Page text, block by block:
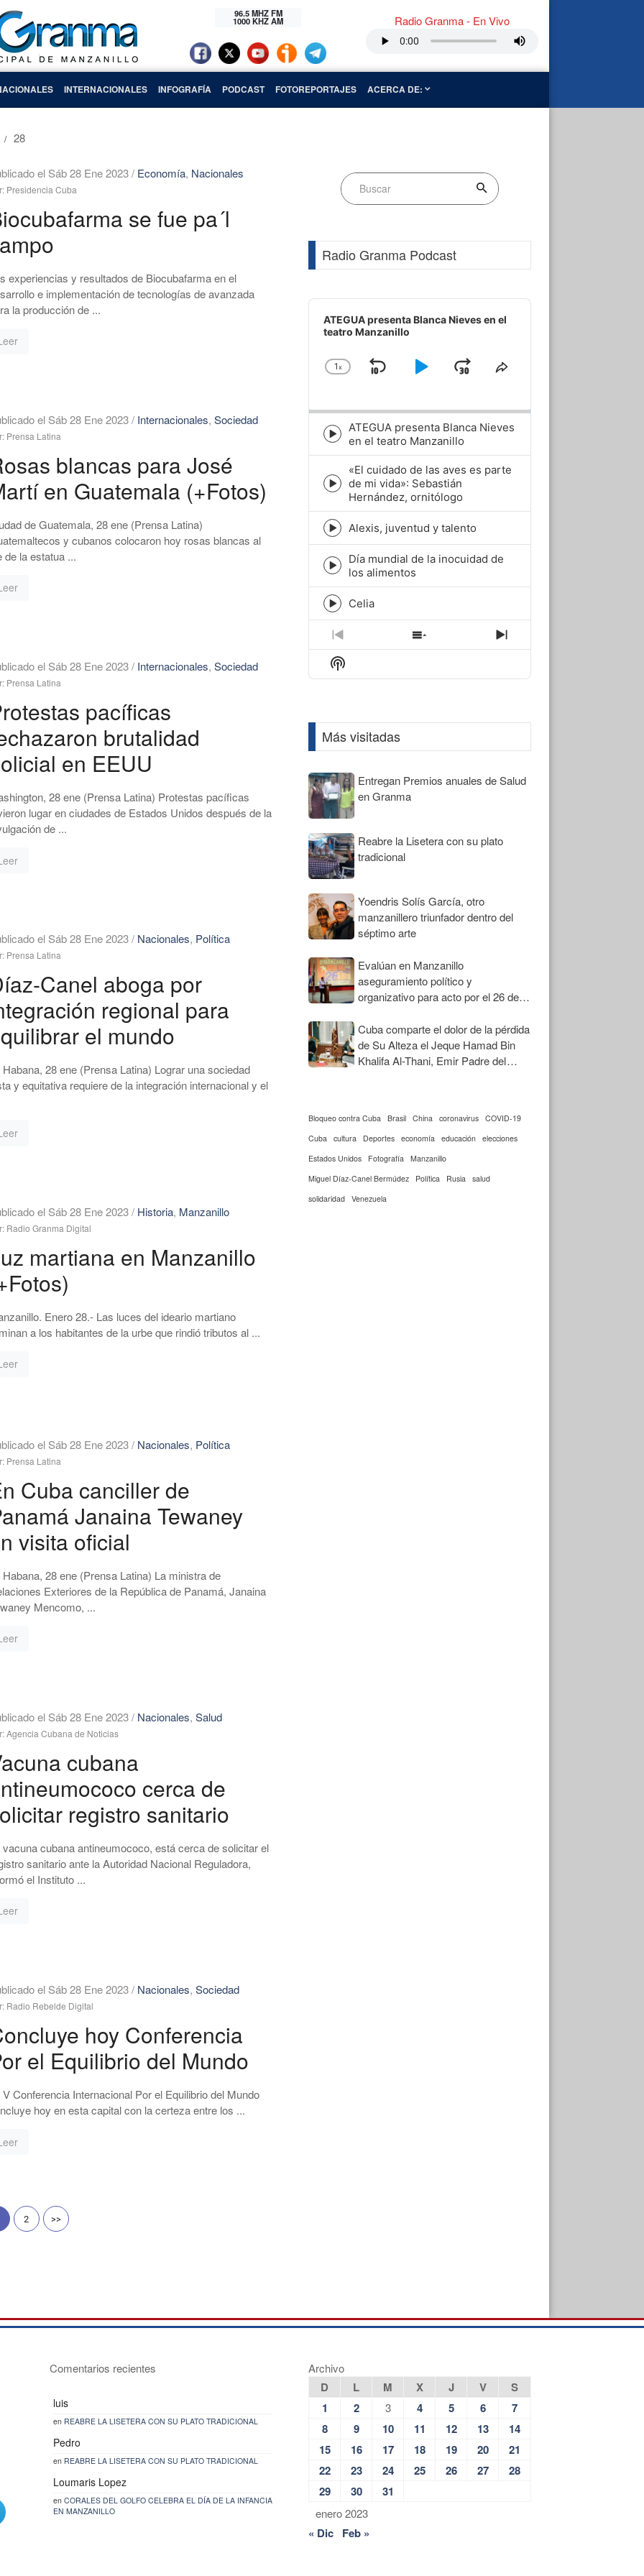
96.5 MHZ FM
1000 KHZ AM Radio Granma - En Vivo
INTERNACIONALES INFOGRAFÍA PODCAST FOTOREPORTAJES ACERCA DE:
28
el Sáb 28 Ene 2023/ Economía, Nacionales
Presidencia Cuba
se fue pa´l
experiencias y resultados de Biocubafarma en el
e implementación de tecnologías de avanzada
la producción de ...
el Sáb 28 Ene 2023/ Internacionales, Sociedad
Prensa Latina
blancas para José
en Guatemala (+Fotos)
de Guatemala, 28 ene (Prensa Latina)
y cubanos colocaron hoy rosas blancas al
de la estatua ...
el Sáb 28 Ene 2023/ Internacionales, Sociedad
Prensa Latina
pacíficas
brutalidad
en EEUU
28 ene (Prensa Latina) Protestas pacíficas
lugar en ciudades de Estados Unidos después de la
de ...
el Sáb 28 Ene 2023/ Nacionales, Política
Prensa Latina
Canel aboga por
regional para
el mundo
Habana, 28 ene (Prensa Latina) Lograr una sociedad
y equitativa requiere de la integración internacional y el
el Sáb 28 Ene 2023/ Historia, Manzanillo
Radio Granma Digital
martiana en Manzanillo
Enero 28.- Las luces del ideario martiano
a los habitantes de la urbe que rindió tributos al ...
el Sáb 28 Ene 2023/ Nacionales, Política
Prensa Latina
Cuba canciller de
Janaina Tewaney
visita oficial
Habana, 28 ene (Prensa Latina) La ministra de
Exteriores de la República de Panamá, Janaina
Mencomo, ...
el Sáb 28 Ene 2023/ Nacionales, Salud
Agencia Cubana de Noticias
cubana
cerca de
registro sanitario
vacuna cubana antineumococo, está cerca de solicitar el
sanitario ante la Autoridad Nacional Reguladora,
el Instituto ...
el Sáb 28 Ene 2023/ Nacionales, Sociedad
Radio Rebelde Digital
hoy Conferencia
el Equilibrio del Mundo
V Conferencia Internacional Por el Equilibrio del Mundo
hoy en esta capital con la certeza entre los ...
2 >>
Radio Granma Podcast
Audio
Player
ATEGUA presenta Blanca Nieves en el
teatro Manzanillo
Change
1x
SkipPlayJumpShare
Episode
play
icon
ATEGUA presenta Blanca Nieves
en el teatro Manzanillo
Episode
play
icon
«El cuidado de las aves es parte
de mi vida»: Sebastián
Hernández, ornitólogo
Episode
play
icon
Alexis, juventud y talento
Episode
play
icon
Día mundial de la inocuidad de
los alimentos
Episode
play
icon
Celia
Previous
Episode
Show
Episodes
Next
Episode
Show
Podcast
Más visitadas
Entregan Premios anuales de Salud
en Granma
Reabre la Lisetera con su plato
tradicional
Yoendris Solís García, otro
manzanillero triunfador dentro del
séptimo arte
Evalúan en Manzanillo
aseguramiento político y
organizativo para acto por el 26 de
Cuba comparte el dolor de la pérdida
de Su Alteza el Jeque Hamad Bin
Khalifa Al-Thani, Emir Padre del
Bloqueo contra Cuba Brasil China coronavirus COVID-19
Cuba
cultura Deportes economía educación elecciones
Estados Unidos
Fotografía
Manzanillo
Miguel Díaz-Canel Bermúdez
Política Rusia
salud
solidaridad Venezuela
Comentarios recientes
luis
en REABRE LA LISETERA CON SU PLATO TRADICIONAL
Pedro
en REABRE LA LISETERA CON SU PLATO TRADICIONAL
Loumaris Lopez
en CORALES DEL GOLFO CELEBRA EL DÍA DE LA INFANCIA
EN MANZANILLO
Archivo
enero 2023
D L M X J V
S
1
2 3 4 5 6
7
8
9 10 11 12 13
14
15
16 17 18 19 20
21
22
23 24 25 26 27
28
29
30 31
« Dic Feb »